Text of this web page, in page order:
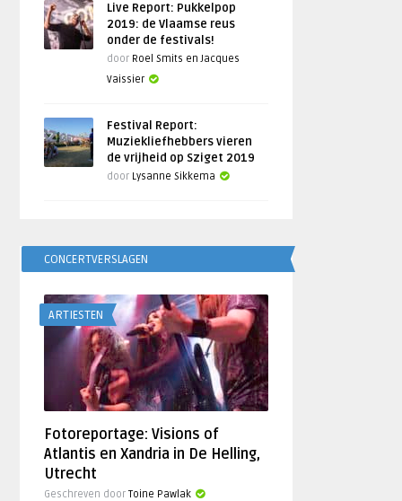
Live Report: Pukkelpop
2019: de Vlaamse reus
onder de festivals!
door Roel Smits en Jacques
Vaissier
Festival Report:
Muziekliefhebbers vieren
de vrijheid op Sziget 2019
door Lysanne Sikkema
CONCERTVERSLAGEN
ARTIESTEN
Fotoreportage: Visions of
Atlantis en Xandria in De Helling,
Utrecht
Geschreven doorToine Pawlak